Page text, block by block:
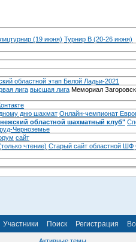
(19 июня) Турнир B (20-26 июня)
областной этап Белой Ладьи-2021
лига высшая лига Мемориал
дню шахмат Онлайн-чемпионат
областной шахматный клуб"
Черноземье
сайт
чтение) Старый сайт областной ШФ
Участники Поиск Регистрация